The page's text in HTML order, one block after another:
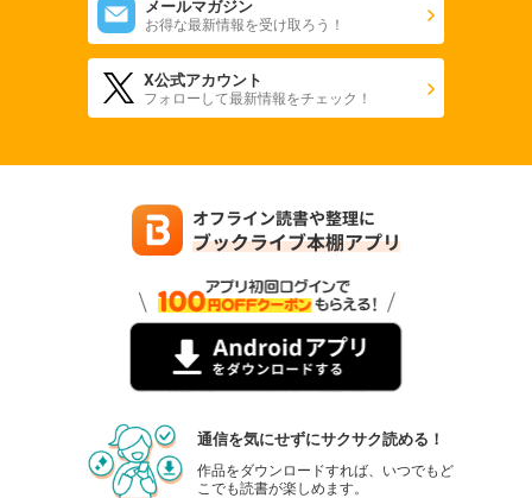
メールマガジン
お得な最新情報を受け取ろう！
X公式アカウント
フォローして最新情報をチェック！
通信を気にせずにサクサク読める！
作品をダウンロードすれば、いつでもど
こでも読書が楽しめます。